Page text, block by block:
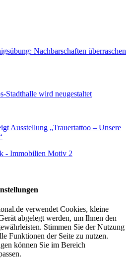
Nachbarschaften überraschen
Stadthalle wird neugestaltet
Ausstellung „Trauertattoo – Unsere
verwendet Cookies, kleine
abgelegt werden, um Ihnen den
Stimmen Sie der Nutzung
Funktionen der Seite zu nutzen.
können Sie im Bereich